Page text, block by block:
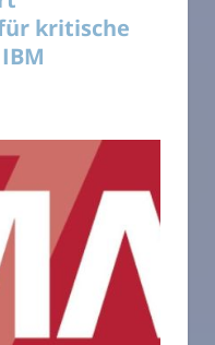
kritische